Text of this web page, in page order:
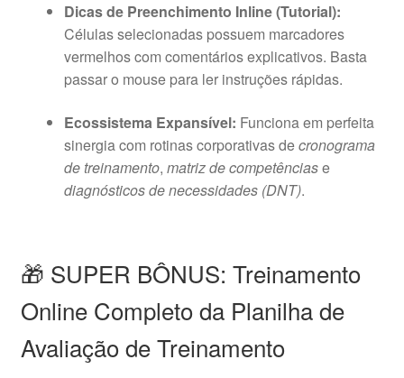
Dicas de Preenchimento Inline (Tutorial):
Células selecionadas possuem marcadores
vermelhos com comentários explicativos. Basta
passar o mouse para ler instruções rápidas.
Ecossistema Expansível: Funciona em perfeita
sinergia com rotinas corporativas decronograma
de treinamento, matriz de competênciase
diagnósticos de necessidades (DNT).
🎁 SUPER BÔNUS: Treinamento
Online Completo da Planilha de
Avaliação de Treinamento